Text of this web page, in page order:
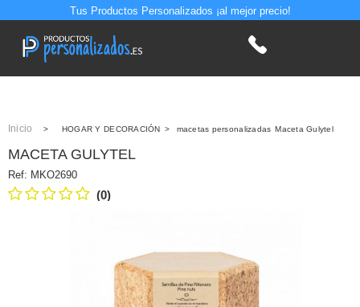
Tus Productos Personalizados ¡al mejor precio!
Inicio > HOGAR Y DECORACIÓN > macetas personalizadas Maceta Gulytel
MACETA GULYTEL
Ref: MKO2690
(0)